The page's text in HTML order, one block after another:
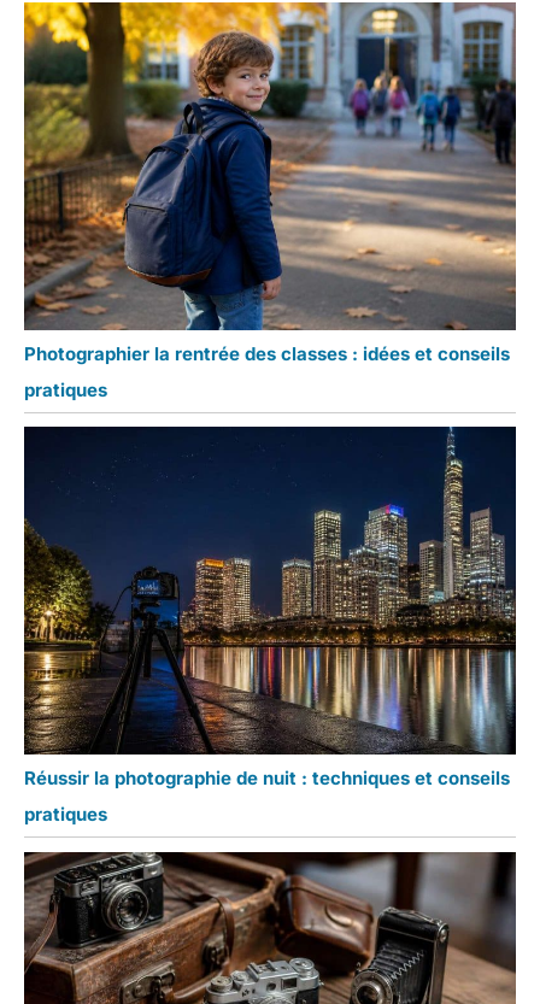
Photographier la rentrée des classes : idées et conseils
pratiques
Réussir la photographie de nuit : techniques et conseils
pratiques